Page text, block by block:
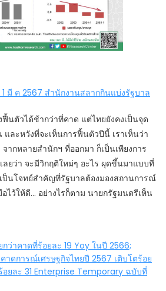
มี ค 2567 สำนักงานสลากกินแบ่งรัฐบาล
ฟื้นตัวได้ช้ากว่าที่คาด แต่ไทยยังคงเป็นจุด
ละหวังที่จะเห็นการฟื้นตัวปีนี้ เราเห็นว่า
ากหลายสำนักฯ ที่ออกมา ก็เป็นเพียงการ
ลยว่า จะมีวิกฤติใหม่ๆ อะไร ผุดขึ้นมาแบบที่
ป็นโจทย์สำคัญที่รัฐบาลต้องมองสถานการณ์
ไว้ให้ดี... อย่างไรก็ตาม นายกรัฐมนตรีเห็น
ว่าคาดที่ร้อยละ 19 Yoy ในปี 2566;
าดการณ์เศรษฐกิจไทยปี 2567 เติบโตร้อย
อยละ 31 Enterprise Temporary ฉบับที่